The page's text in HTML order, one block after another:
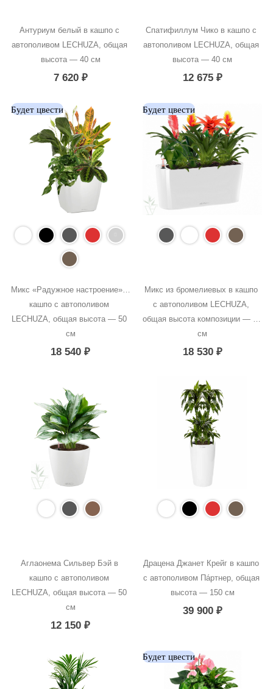
Антуриум белый в кашпо с
автополивом LECHUZA, общая
высота — 40 см
7 620 ₽
Спатифиллум Чико в кашпо с
автополивом LECHUZA, общая
высота — 40 см
12 675 ₽
Будет цвести
Микс «Радужное настроение» в
кашпо с автополивом
LECHUZA, общая высота — 50
см
18 540₽
Будет цвести
Микс из бромелиевых в кашпо
с автополивом LECHUZA,
общая высота композиции — 50
см
18 530 ₽
Аглаонема Сильвер Бэй в
кашпо с автополивом
LECHUZA, общая высота — 50
см
12 150₽
Драцена Джанет Крейг в кашпо
с автополивом Пáртнер, общая
высота — 150 см
39 900 ₽
Будет цвести